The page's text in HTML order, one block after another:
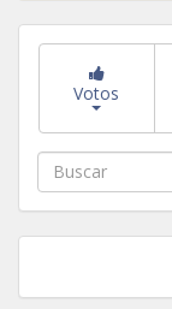
Votos